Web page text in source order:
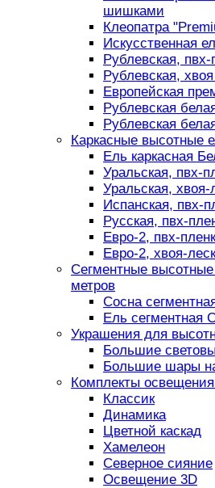
шишками
Клеопатра
Искусственная
Рублевская, пвх-
Рублевская,
Европейская
Рублевская
Рублевская
Каркасные высотные
Ель каркасная
Уральская, пвх-
Уральская, хвоя-
Испанская, пвх-
Русская, пвх-
Евро-2, пвх-
Евро-2, хвоя-
Сегментные
метров
Сосна
Ель сегментная
Украшения для
Большие
Большие шары
Комплекты
Классик
Динамика
Цветной каскад
Хамелеон
Северное сияние
Освещение 3D